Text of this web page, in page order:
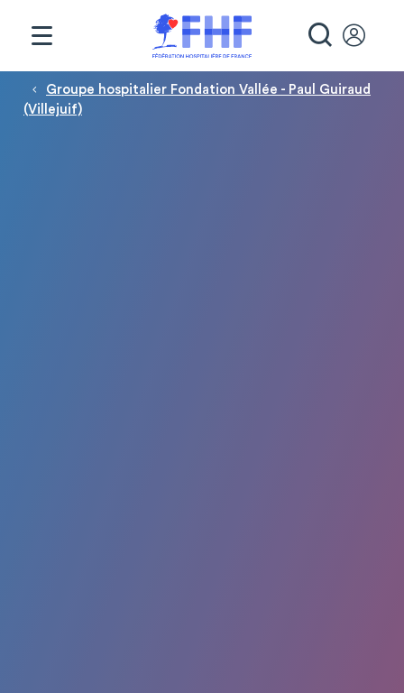
Fil d'Ariane
Groupe hospitalier Fondation Vallée - Paul Guiraud
(Villejuif)
Panneau de gestion des cookies